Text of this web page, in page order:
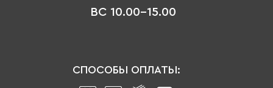
ВС 10.00-15.00
СПОСОБЫ ОПЛАТЫ: